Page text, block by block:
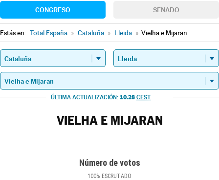
CONGRESO SENADO
Estás en: Total España » Cataluña » Lleida » Vielha e Mijaran
ÚLTIMA ACTUALIZACIÓN: 10.28 CEST
VIELHA E MIJARAN
Número de votos
100% ESCRUTADO